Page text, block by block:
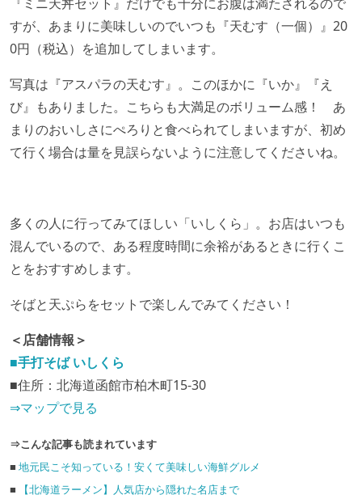
すが、あまりに美味しいのでいつも『天むす（一個）』20
0円（税込）を追加してしまいます。
写真は『アスパラの天むす』。このほかに『いか』『え
び』もありました。こちらも大満足のボリューム感！ あ
まりのおいしさにぺろりと食べられてしまいますが、初め
て行く場合は量を見誤らないように注意してくださいね。
多くの人に行ってみてほしい「いしくら」。お店はいつも
混んでいるので、ある程度時間に余裕があるときに行くこ
とをおすすめします。
そばと天ぷらをセットで楽しんでみてください！
＜店舗情報＞
■手打そば いしくら
■住所：北海道函館市柏木町15-30
⇒マップで見る
⇒こんな記事も読まれています
■ 地元民こそ知っている！安くて美味しい海鮮グルメ
■
【北海道ラーメン】人気店から隠れた名店まで